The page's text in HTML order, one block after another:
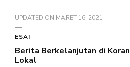
UPDATED ON MARET 16, 2021
ESAI
Berita Berkelanjutan di Koran
Lokal